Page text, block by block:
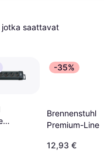
jotka saattavat
way
-35%
Brennenstuhl
Premium-Line
12,93 €